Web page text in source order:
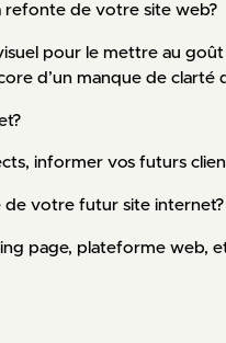
refonte de votre site web?
pour le mettre au
d’un manque de
informer vos futurs
de votre futur site internet?
page, plateforme web,